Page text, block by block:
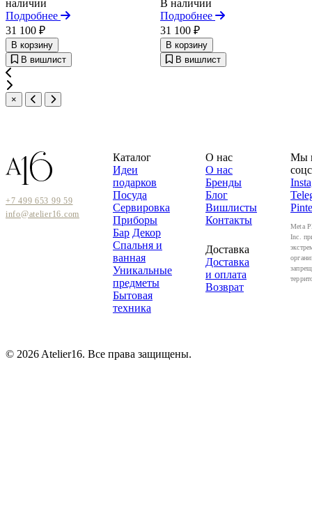
наличии
Подробнее
31 100 ₽
В корзину
В вишлист
В наличии
Подробнее
31 100 ₽
В корзину
В вишлист
×
+7 499 653 99 59
info@atelier16.com
Каталог
Идеи
подарков
Посуда
Сервировка
Приборы
Бар Декор
Спальня и
ванная
Уникальные
предметы
Бытовая
техника
О нас
О нас
Бренды
Блог
Вишлисты
Контакты
Доставка
Доставка
и оплата
Возврат
Мы
Meta
Inc.
© 2026 Atelier16. Все права защищены.